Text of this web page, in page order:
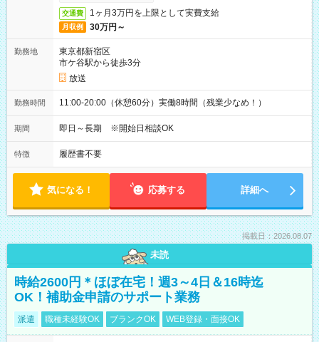
交通費 1ヶ月3万円を上限として実費支給
月収例 30万円～
勤務地
東京都新宿区
市ケ谷駅から徒歩3分
放送
勤務時間 11:00-20:00（休憩60分）実働8時間（残業少なめ！）
期間 即日～長期 ※開始日相談OK
特徴 履歴書不要
気になる！ 応募する 詳細へ
掲載日：2026.08.07
未読
時給2600円＊ほぼ在宅！週3～4日＆16時迄
OK！補助金申請のサポート業務
派遣 職種未経験OK ブランクOK WEB登録・面接OK